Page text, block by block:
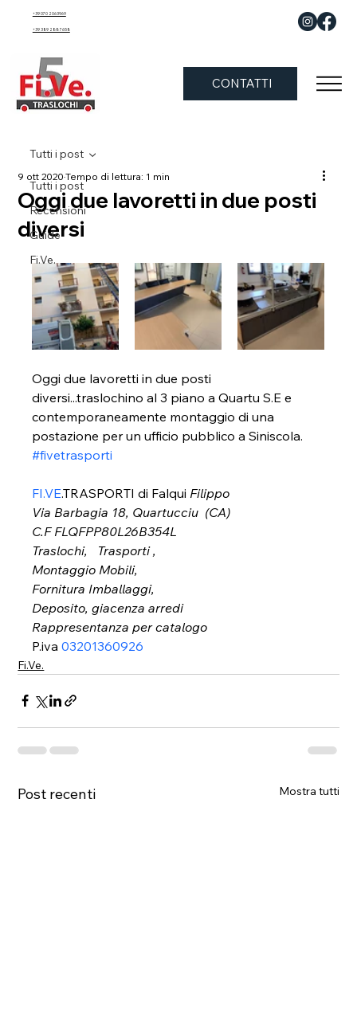
CONTATTI
+39 070 2063969
+39 389 288 7658
Tutti i post
Recensioni
Guide
Fi.Ve.
Tutti i post
Oggi due lavoretti in due posti
diversi
9 ott 2020Tempo di lettura: 1 min
Oggi due lavoretti in due posti
diversi...traslochino al 3 piano a Quartu S.E e
contemporaneamente montaggio di una
postazione per un ufficio pubblico a Siniscola.
#fivetrasporti
FI.VE.TRASPORTI di Falqui Filippo
Via Barbagia 18, Quartucciu  (CA)
C.F FLQFPP80L26B354L
Traslochi,   Trasporti ,
Montaggio Mobili,
Fornitura Imballaggi,
Deposito, giacenza arredi
Rappresentanza per catalogo
P.iva 03201360926
Fi.Ve.
Post recenti Mostra tutti